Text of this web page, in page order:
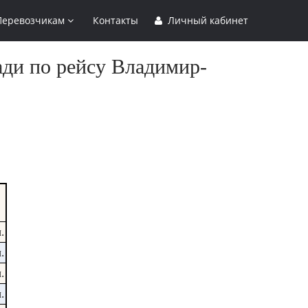
Контакты Личный кабинет
по рейсу Владимир-